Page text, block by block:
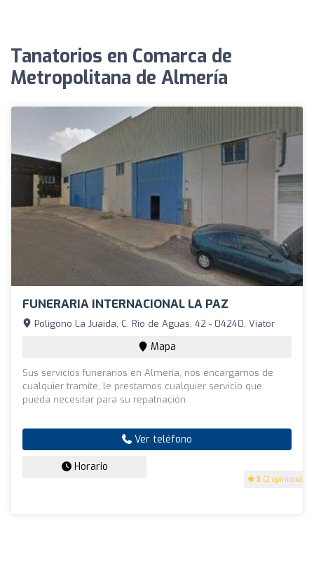
Tanatorios en Comarca de
Metropolitana de Almería
FUNERARIA INTERNACIONAL LA PAZ
3 (2 opiniones)
Poligono La Juaida, C. Rio de Aguas, 42 - 04240, Viator
Mapa
Sus servicios funerarios en Almería, nos encargamos de
cualquier tramite, le prestamos cualquier servicio que
pueda necesitar para su repatriación.
Ver teléfono
Horario